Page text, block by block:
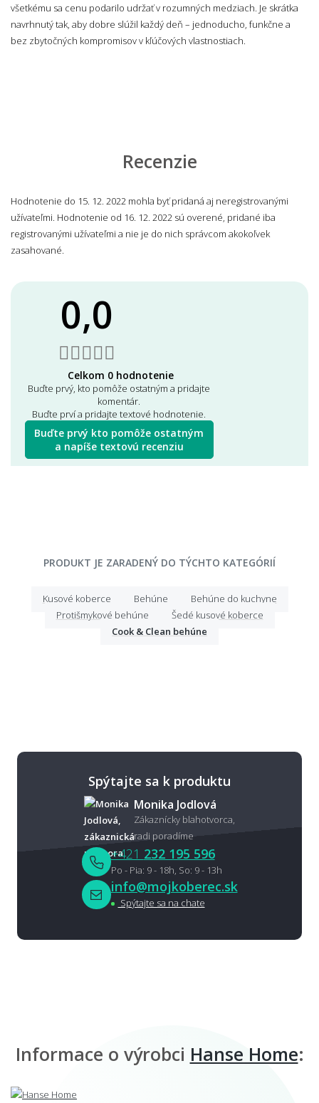
všetkému sa cenu podarilo udržať v rozumných medziach. Je skrátka
navrhnutý tak, aby dobre slúžil každý deň – jednoducho, funkčne a
bez zbytočných kompromisov v kľúčových vlastnostiach.
Recenzie
Hodnotenie do 15. 12. 2022 mohla byť pridaná aj neregistrovanými
užívateľmi. Hodnotenie od 16. 12. 2022 sú overené, pridané iba
registrovanými užívateľmi a nie je do nich správcom akokoľvek
zasahované.
0,0
Celkom 0 hodnotenie
Buďte prvý, kto pomôže ostatným a pridajte
komentár.
Buďte prví a pridajte textové hodnotenie.
Buďte prvý kto pomôže ostatným
a napíše textovú recenziu
PRODUKT JE ZARADENÝ DO TÝCHTO KATEGÓRIÍ
Kusové koberce Behúne
Behúne do kuchyne
Protišmykové behúne
Šedé kusové koberce
Cook & Clean behúne
Spýtajte sa k produktu
Monika Jodlová
Zákaznícky blahotvorca,
radi poradíme
+421 232 195 596
Po - Pia: 9 - 18h, So: 9 - 13h
info@mojkoberec.sk
Spýtajte sa na chate
Informace o výrobci Hanse Home: